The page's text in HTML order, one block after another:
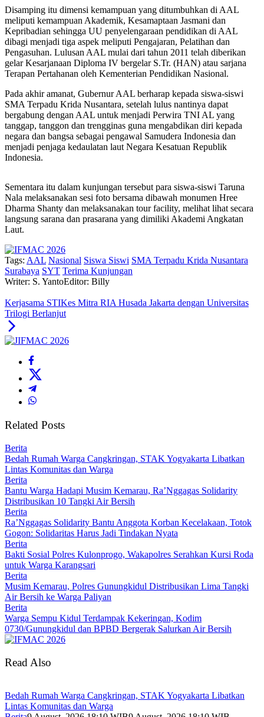
Disamping itu dimensi kemampuan yang ditumbuhkan di AAL
meliputi kemampuan Akademik, Kesamaptaan Jasmani dan
Kepribadian sehingga UU penyelengaraan pendidikan di AAL
dibagi menjadi tiga aspek meliputi Pengajaran, Pelatihan dan
Pengasuhan. Lulusan AAL mulai dari tahun 2011 telah diberikan
gelar Kesarjanaan Diploma IV bergelar S.Tr. (HAN) atau sarjana
Terapan Pertahanan oleh Kementerian Pendidikan Nasional.
Pada akhir amanat, Gubernur AAL berharap kepada siswa-siswi
SMA Terpadu Krida Nusantara, setelah lulus nantinya dapat
bergabung dengan AAL untuk menjadi Perwira TNI AL yang
tanggap, tanggon dan trengginas guna mengabdikan diri kepada
negara dan bangsa sebagai pengawal Samudera Indonesia dan
menjadi penjaga kedaulatan laut Negara Kesatuan Republik
Indonesia.
Sementara itu dalam kunjungan tersebut para siswa-siswi Taruna
Nala melaksanakan sesi foto bersama dibawah monumen Hree
Dharma Shanty dan melaksanakan tour facility, melihat lihat secara
langsung sarana dan prasarana yang dimiliki Akademi Angkatan
Laut.
Tags: AAL Nasional Siswa Siswi SMA Terpadu Krida Nusantara
Surabaya SYT Terima Kunjungan
Writer: S. YantoEditor: Billy
Kerjasama STIKes Mitra RIA Husada Jakarta dengan Universitas
Trilogi Berlanjut
Related Posts
Berita
Bedah Rumah Warga Cangkringan, STAK Yogyakarta Libatkan
Lintas Komunitas dan Warga
Berita
Bantu Warga Hadapi Musim Kemarau, Ra’Nggagas Solidarity
Distribusikan 10 Tangki Air Bersih
Berita
Ra’Nggagas Solidarity Bantu Anggota Korban Kecelakaan, Totok
Gogon: Solidaritas Harus Jadi Tindakan Nyata
Berita
Bakti Sosial Polres Kulonprogo, Wakapolres Serahkan Kursi Roda
untuk Warga Karangsari
Berita
Musim Kemarau, Polres Gunungkidul Distribusikan Lima Tangki
Air Bersih ke Warga Paliyan
Berita
Warga Sempu Kidul Terdampak Kekeringan, Kodim
0730/Gunungkidul dan BPBD Bergerak Salurkan Air Bersih
Read Also
Bedah Rumah Warga Cangkringan, STAK Yogyakarta Libatkan
Lintas Komunitas dan Warga